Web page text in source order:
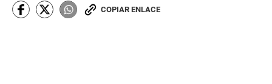
COPIAR ENLACE